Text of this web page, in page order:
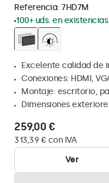
Referencia: 7HD7M
100+ uds. en existencias
Excelente calidad de
Conexiones: HDMI,
Montaje: escritorio,
Dimensiones
259,00 €
313,39 € con IVA
Ver